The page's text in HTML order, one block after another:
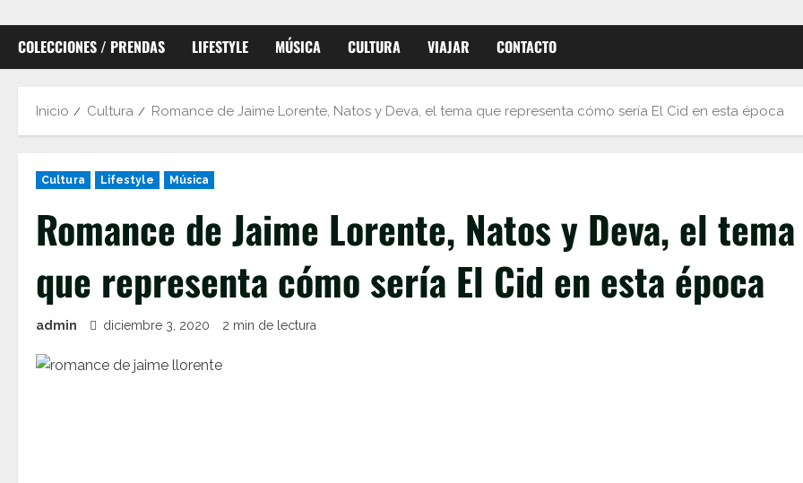
COLECCIONES / PRENDAS LIFESTYLE MÚSICA CULTURA VIAJAR CONTACTO
Inicio Cultura Romance de Jaime Lorente, Natos y Deva, el tema que representa cómo sería El Cid en esta época
Cultura Lifestyle Música
Romance de Jaime Lorente, Natos y Deva, el tema
que representa cómo sería El Cid en esta época
admin diciembre 3, 2020 2 min de lectura